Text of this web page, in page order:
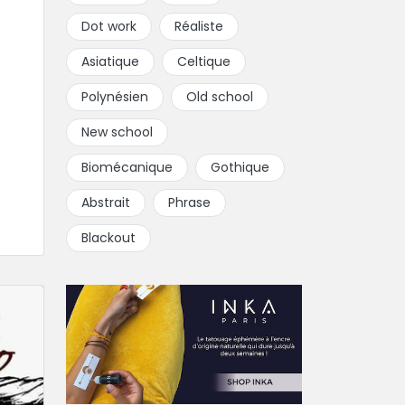
Dot work
Réaliste
Asiatique
Celtique
Polynésien
Old school
New school
Biomécanique
Gothique
Abstrait
Phrase
Blackout